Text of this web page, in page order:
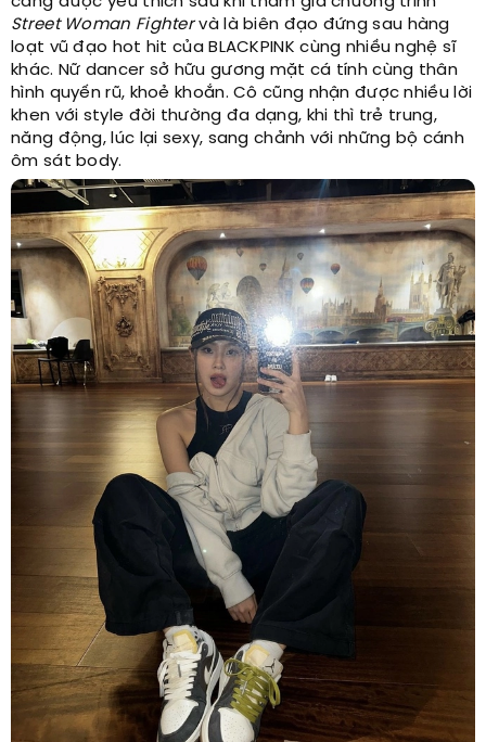
Street Woman Fightervà là biên đạo đứng sau hàng
loạt vũ đạo hot hit của BLACKPINK cùng nhiều nghệ sĩ
khác. Nữ dancer sở hữu gương mặt cá tính cùng thân
hình quyến rũ, khoẻ khoắn. Cô cũng nhận được nhiều lời
khen với style đời thường đa dạng, khi thì trẻ trung,
năng động, lúc lại sexy, sang chảnh với những bộ cánh
ôm sát body.